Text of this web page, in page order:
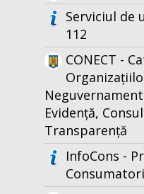
Serviciul de
112
CONECT -
Evidență,
Transparență
InfoCons -